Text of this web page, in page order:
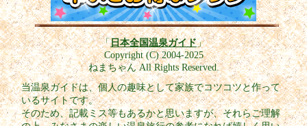
「日本全国温泉ガイド」
Copyright (C) 2004-2025
ねまちゃん All Rights Reserved.
当温泉ガイドは、個人の趣味として家族でコツコツと作って
いるサイトです。
そのため、記載ミス等もあるかと思いますが、それらご理解